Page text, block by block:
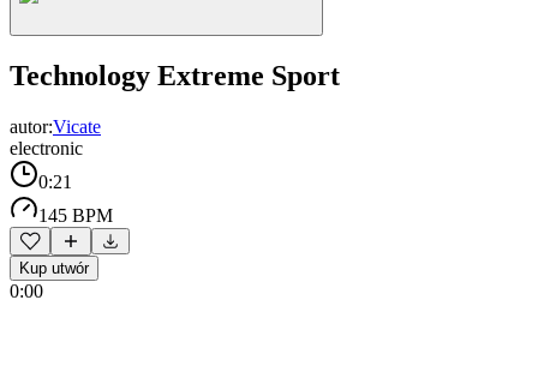
Technology Extreme Sport
autor:Vicate
electronic
0:21
145 BPM
Kup utwór
0:00